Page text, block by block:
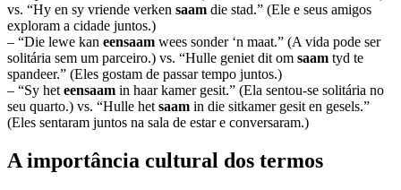
vs. “Hy en sy vriende verken saam die stad.” (Ele e seus amigos
exploram a cidade juntos.)
– “Die lewe kan eensaam wees sonder ‘n maat.” (A vida pode ser
solitária sem um parceiro.) vs. “Hulle geniet dit om saam tyd te
spandeer.” (Eles gostam de passar tempo juntos.)
– “Sy het eensaam in haar kamer gesit.” (Ela sentou-se solitária no
seu quarto.) vs. “Hulle het saam in die sitkamer gesit en gesels.”
(Eles sentaram juntos na sala de estar e conversaram.)
A importância cultural dos termos